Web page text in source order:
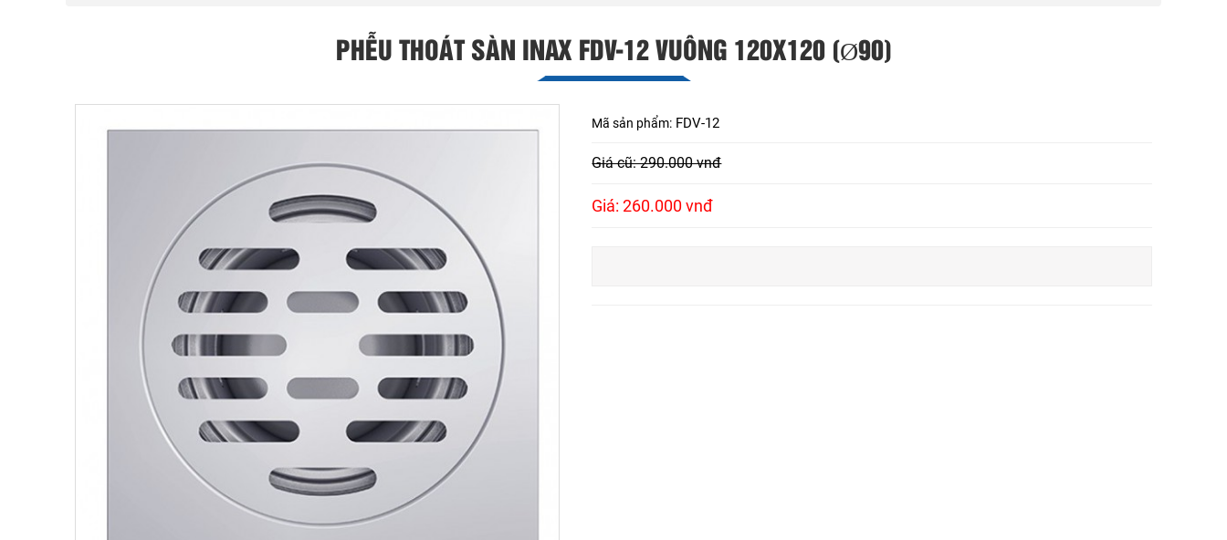
PHỄU THOÁT SÀN INAX FDV-12 VUÔNG 120X120 (Ø90)
Mã sản phẩm: FDV-12
Giá cũ: 290.000 vnđ
Giá: 260.000 vnđ